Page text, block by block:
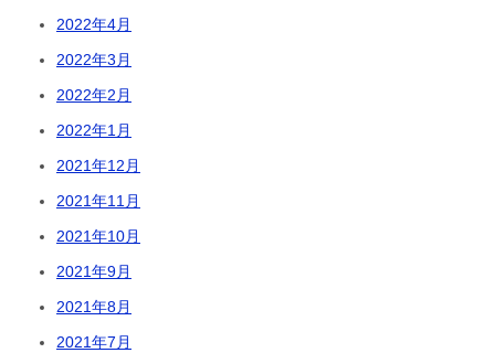
2022年4月
2022年3月
2022年2月
2022年1月
2021年12月
2021年11月
2021年10月
2021年9月
2021年8月
2021年7月